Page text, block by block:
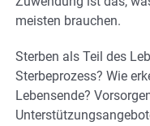
meisten brauchen.
Sterben als Teil des
Sterbeprozess? Wie
Lebensende?